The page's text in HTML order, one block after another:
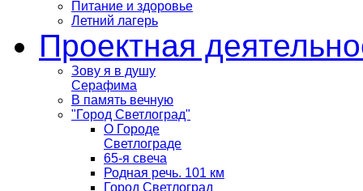
Питание и здоровье
Летний лагерь
Проектная
Зову я в душу
Серафима
В память вечную
"Город Светлоград"
О Городе
Светлограде
65-я свеча
Родная речь. 101 км
Город Светлоград